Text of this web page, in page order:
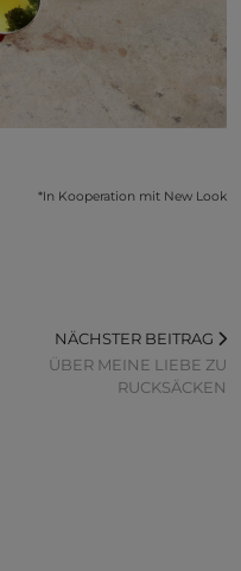
*In Kooperation mit New Look
NÄCHSTER BEITRAG
ÜBER MEINE LIEBE ZU
RUCKSÄCKEN